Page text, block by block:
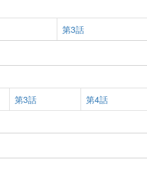
第3話
第3話
第4話